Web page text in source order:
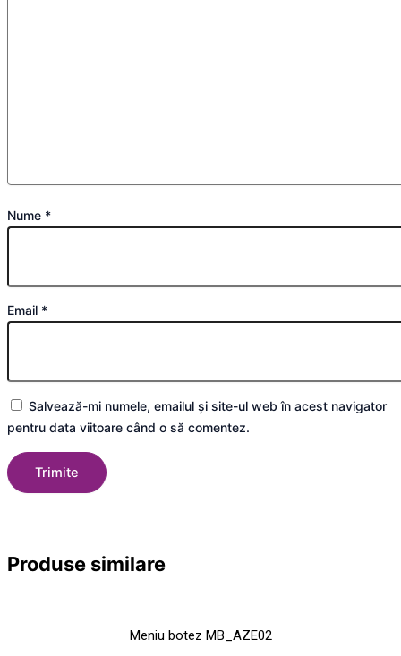
Nume *
Email *
Salvează-mi numele, emailul și site-ul web în acest navigator
pentru data viitoare când o să comentez.
Produse similare
Meniu botez MB_AZE02